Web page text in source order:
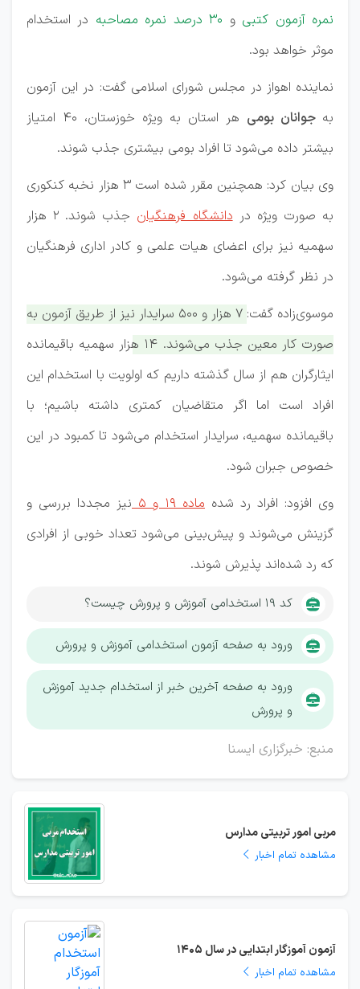
نمره آزمون کتبی و ۳۰ درصد نمره مصاحبه
در استخدام
موثر خواهد بود.
نماینده اهواز در مجلس شورای اسلامی گفت: در این آزمون
به جوانان بومی
هر استان به ویژه خوزستان، ۴۰ امتیاز
بیشتر داده می‌شود تا افراد بومی بیشتری جذب شوند.
وی بیان کرد: همچنین مقرر شده است ۳ هزار نخبه کنکوری
به صورت ویژه دردانشگاه فرهنگیان
جذب شوند. ۲ هزار
سهمیه نیز برای اعضای هیات علمی و کادر اداری فرهنگیان
در نظر گرفته می‌شود.
موسوی‌زاده گفت:
۷ هزار و ۵۰۰ سرایدار نیز از طریق آزمون به
صورت کار معین جذب می‌شوند. ۱۴ هزار سهمیه باقیمانده
ایثارگران هم از سال گذشته داریم که اولویت با استخدام این
افراد است اما اگر متقاضیان کمتری داشته باشیم؛ با
باقیمانده سهمیه، سرایدار استخدام می‌شود تا کمبود در این
خصوص جبران شود.
وی افزود: افراد رد شده ماده ۱۹ و ۵
نیز مجددا بررسی و
گزینش می‌شوند و پیش‌بینی می‌شود تعداد خوبی از افرادی
که رد شده‌اند پذیرش شوند.
کد ۱۹ استخدامی آموزش و پرورش چیست؟
ورود به صفحه آزمون استخدامی آموزش و پرورش
ورود به صفحه آخرین خبر از استخدام جدید آموزش
و پرورش
منبع: خبرگزاری ایسنا
مربی امور تربیتی مدارس
مشاهده تمام اخبار
آزمون آموزگار ابتدایی در سال 1405
مشاهده تمام اخبار